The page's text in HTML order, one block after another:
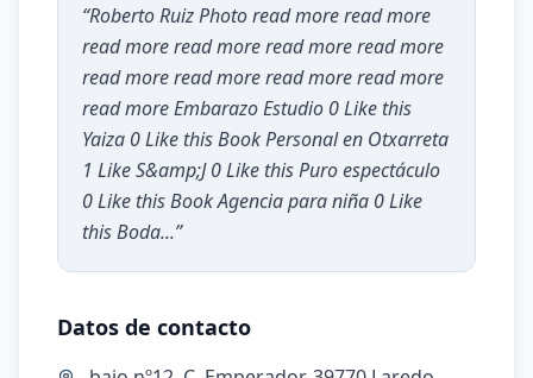
“Roberto Ruiz Photo read more read more
read more read more read more read more
read more read more read more read more
read more Embarazo Estudio 0 Like this
Yaiza 0 Like this Book Personal en Otxarreta
1 Like S&amp;J 0 Like this Puro espectáculo
0 Like this Book Agencia para niña 0 Like
this Boda...”
Datos de contacto